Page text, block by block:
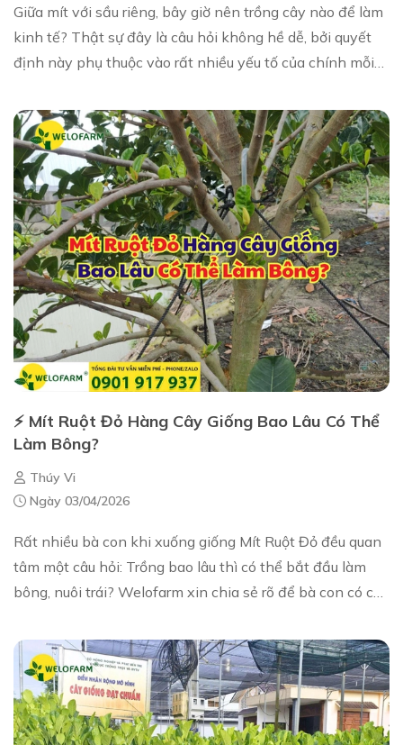
Giữa mít với sầu riêng, bây giờ nên trồng cây nào để làm
kinh tế? Thật sự đây là câu hỏi không hề dễ, bởi quyết
định này phụ thuộc vào rất nhiều yếu tố của chính mỗi
⚡ Mít Ruột Đỏ Hàng Cây Giống Bao Lâu Có Thể
Làm Bông?
Thúy Vi
Ngày 03/04/2026
Rất nhiều bà con khi xuống giống Mít Ruột Đỏ đều quan
tâm một câu hỏi: Trồng bao lâu thì có thể bắt đầu làm
bông, nuôi trái? Welofarm xin chia sẻ rõ để bà con có cái